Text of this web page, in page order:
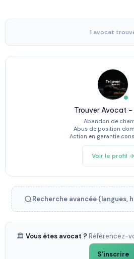
1 avocat
Trouver Avocat –
Abandon de
Abus de position
Action en garantie
Voir le profil →
Recherche avancée (langues,
🏛️ Vous êtes avocat ? Référencez-
S'inscrire